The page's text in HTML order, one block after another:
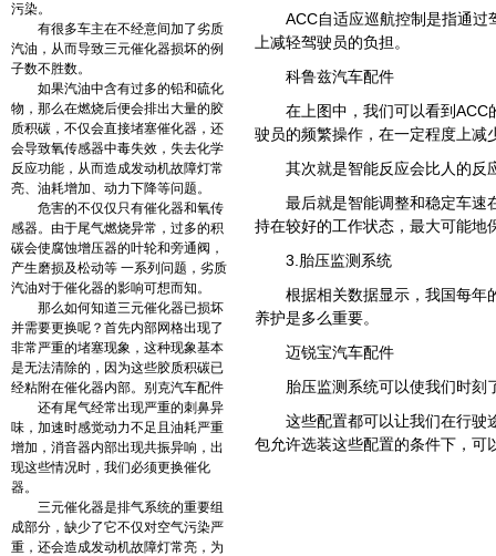
污染。
有很多车主在不经意间加了劣质
汽油，从而导致三元催化器损坏的例
子数不胜数。
如果汽油中含有过多的铅和硫化
物，那么在燃烧后便会排出大量的胶
质积碳，不仅会直接堵塞催化器，还
会导致氧传感器中毒失效，失去化学
反应功能，从而造成发动机故障灯常
亮、油耗增加、动力下降等问题。
危害的不仅仅只有催化器和氧传
感器。由于尾气燃烧异常，过多的积
碳会使腐蚀增压器的叶轮和旁通阀，
产生磨损及松动等 一系列问题，劣质
汽油对于催化器的影响可想而知。
那么如何知道三元催化器已损坏
并需要更换呢？首先内部网格出现了
非常严重的堵塞现象，这种现象基本
是无法清除的，因为这些胶质积碳已
经粘附在催化器内部。别克汽车配件
还有尾气经常出现严重的刺鼻异
味，加速时感觉动力不足且油耗严重
增加，消音器内部出现共振异响，出
现这些情况时，我们必须更换催化
器。
三元催化器是排气系统的重要组
成部分，缺少了它不仅对空气污染严
重，还会造成发动机故障灯常亮，为
ACC自适应巡航控制是指通
上减轻驾驶员的负担。
科鲁兹汽车配件
在上图中，我们可以看到
驶员的频繁操作，在一定程度上减
其次就是智能反应会比人的反
最后就是智能调整和稳定车速
持在较好的工作状态，最大可能地
3.胎压监测系统
根据相关数据显示，我国每年
养护是多么重要。
迈锐宝汽车配件
胎压监测系统可以使我们时刻
这些配置都可以让我们在行驶
包允许选装这些配置的条件下，可